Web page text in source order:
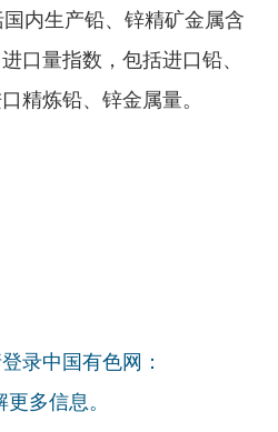
内生产铅、锌精矿金属含
口量指数，包括进口铅、
精炼铅、锌金属量。
录中国有色网：
更多信息。